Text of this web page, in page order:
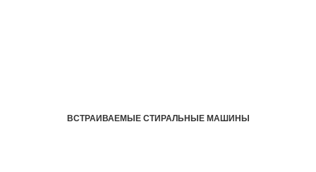
ВСТРАИВАЕМЫЕ СТИРАЛЬНЫЕ МАШИНЫ